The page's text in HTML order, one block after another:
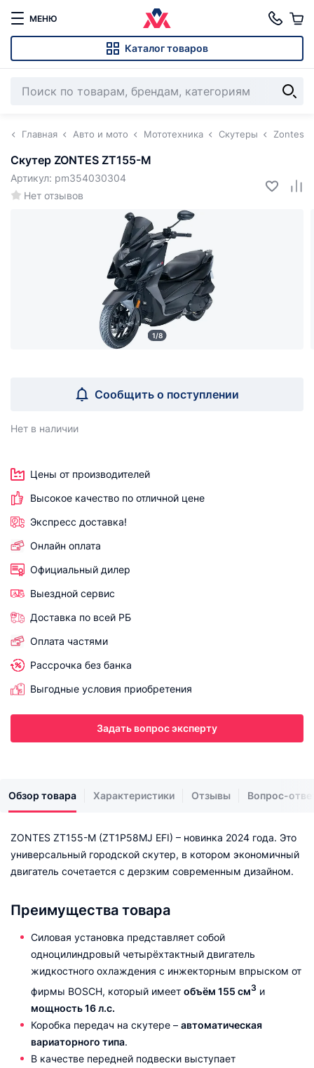
МЕНЮ
Каталог товаров
Главная Авто и мото Мототехника Скутеры Zontes
Скутер ZONTES ZT155-M
Нет отзывов
Артикул: pm354030304
1/8
Сообщить о поступлении
Нет в наличии
Цены от производителей
Высокое качество по отличной цене
Экспресс доставка!
Онлайн оплата
Официальный дилер
Выездной сервис
Доставка по всей РБ
Оплата частями
Рассрочка без банка
Выгодные условия приобретения
Задать вопрос эксперту
Обзор товара Характеристики Отзывы Вопрос-
ZONTES ZT155-M (ZT1P58MJ EFI) – новинка 2024 года. Это
универсальный городской скутер, в котором экономичный
двигатель сочетается с дерзким современным дизайном.
Преимущества товара
Силовая установка представляет собой
одноцилиндровый четырёхтактный двигатель
жидкостного охлаждения с инжекторным впрыском от
фирмы BOSCH, который имеет объём 155 см3 и
мощность 16 л.с.
Коробка передач на скутере – автоматическая
вариаторного типа.
В качестве передней подвески выступает